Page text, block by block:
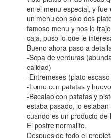
en el menu especial, y fue
un menu con solo dos
famoso menu y nos lo
caja, puso lo que le
Bueno ahora paso a
-Sopa de verduras
calidad)
-Entremeses (plato
-Lomo con patatas y
-Bacalao con patatas y
estaba pasado, lo
cuando es un producto de
El postre normalito.
Despues de todo el